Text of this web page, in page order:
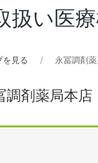
扱い医
を見る 永冨調剤
調剤薬局本店